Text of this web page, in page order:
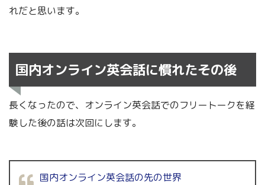
れだと思います。
国内オンライン英会話に慣れたその後
長くなったので、オンライン英会話でのフリートークを経
験した後の話は次回にします。
国内オンライン英会話の先の世界